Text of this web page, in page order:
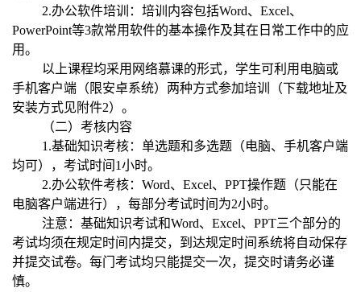
2.办公软件培训：培训内容包括Word、 Excel、
PowerPoint等3款常用软件的基本操作及其在日常工作中的应
用。
以上课程均采用网络慕课的形式，学生可利用电脑或
手机客户端（限安卓系统）两种方式参加培训（下载地址及
安装方式见 附件2）。
（二）考核内容
1.基础知识考核：单选题和多选题（电脑、手机客户端
均可），考试时间 1小时。
2.办公软件考核： Word、 Excel、 PPT操作题（只能在
电脑客户端进行），每部分考试时间为2小时。
注意：基础知识考试和Word、 Excel、 PPT三个部分的
考试均须在规定时间内提交，到达规定时间系统将自动保存
并提交试卷。每门考试均只能提交一次，提交时请务必谨
慎。